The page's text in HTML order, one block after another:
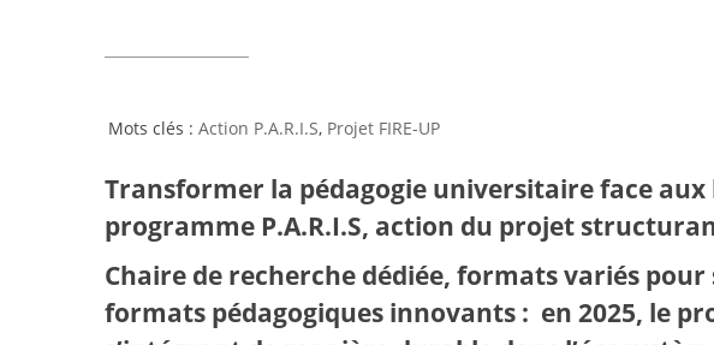
Action P.A.R.I.S, Projet FIRE-UP
Transformer la pédagogie universitaire face
programme P.A.R.I.S, action du projet
Chaire de recherche dédiée, formats variés
formats pédagogiques innovants : en 2025, le